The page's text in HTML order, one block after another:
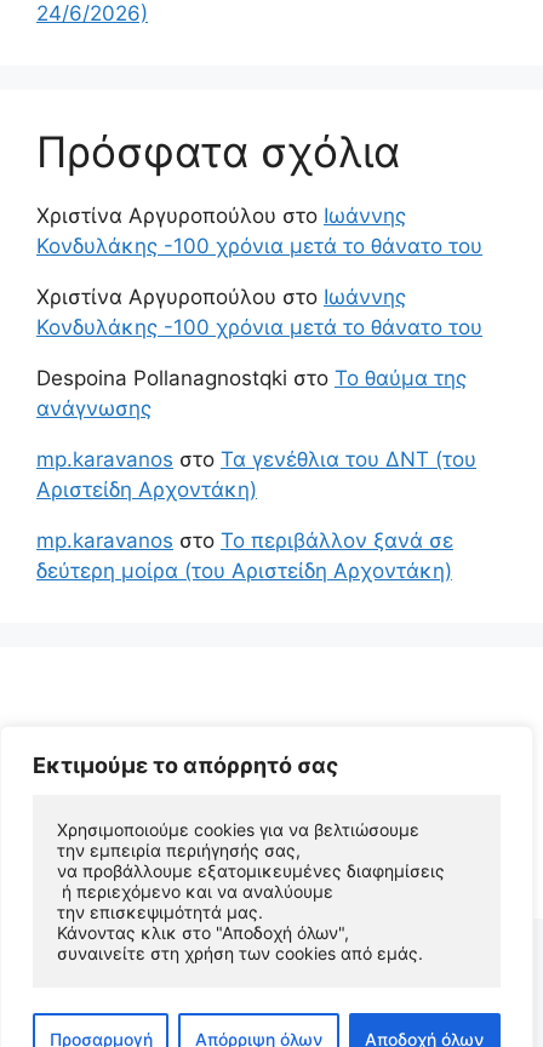
Εκτιμούμε το απόρρητό σας
Χρησιμοποιούμε cookies για να βελτιώσουμε
την εμπειρία περιήγησής σας,
να προβάλλουμε εξατομικευμένες διαφημίσεις
ή περιεχόμενο και να αναλύουμε
την επισκεψιμότητά μας.
Κάνοντας κλικ στο "Αποδοχή όλων",
συναινείτε στη χρήση των cookies από εμάς.
Προσαρμογή Απόρριψη όλων Αποδοχή όλων
24/6/2026)
Πρόσφατα σχόλια
Χριστίνα Αργυροπούλου στο Ιωάννης
Κονδυλάκης -100 χρόνια μετά το θάνατο του
Χριστίνα Αργυροπούλου στο Ιωάννης
Κονδυλάκης -100 χρόνια μετά το θάνατο του
Despoina Pollanagnostqki στο Το θαύμα της
ανάγνωσης
mp.karavanos στο Τα γενέθλια του ΔΝΤ (του
Αριστείδη Αρχοντάκη)
mp.karavanos στο Το περιβάλλον ξανά σε
δεύτερη μοίρα (του Αριστείδη Αρχοντάκη)
© 2026 Αριστείδης Αρχοντάκης Φυσικός Συγγραφέας
• Φτιαγμένο μεGeneratePress